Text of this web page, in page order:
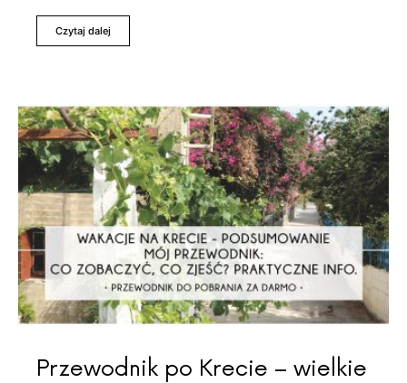
Czytaj dalej
Przewodnik po Krecie – wielkie